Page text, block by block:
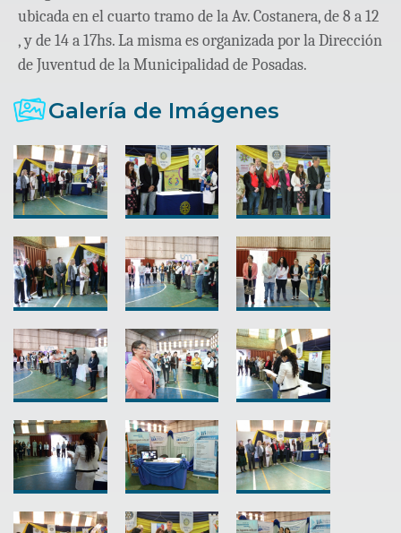
ubicada en el cuarto tramo de la Av. Costanera, de 8 a 12
, y de 14 a 17hs. La misma es organizada por la Dirección
de Juventud de la Municipalidad de Posadas.
Galería de Imágenes